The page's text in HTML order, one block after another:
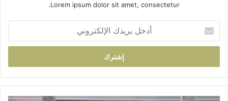
Lorem ipsum dolor sit amet, consectetur.
خ
ب
ر